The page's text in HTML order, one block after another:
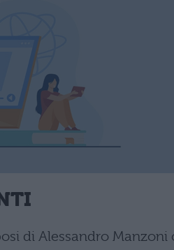
di Alessandro Manzoni